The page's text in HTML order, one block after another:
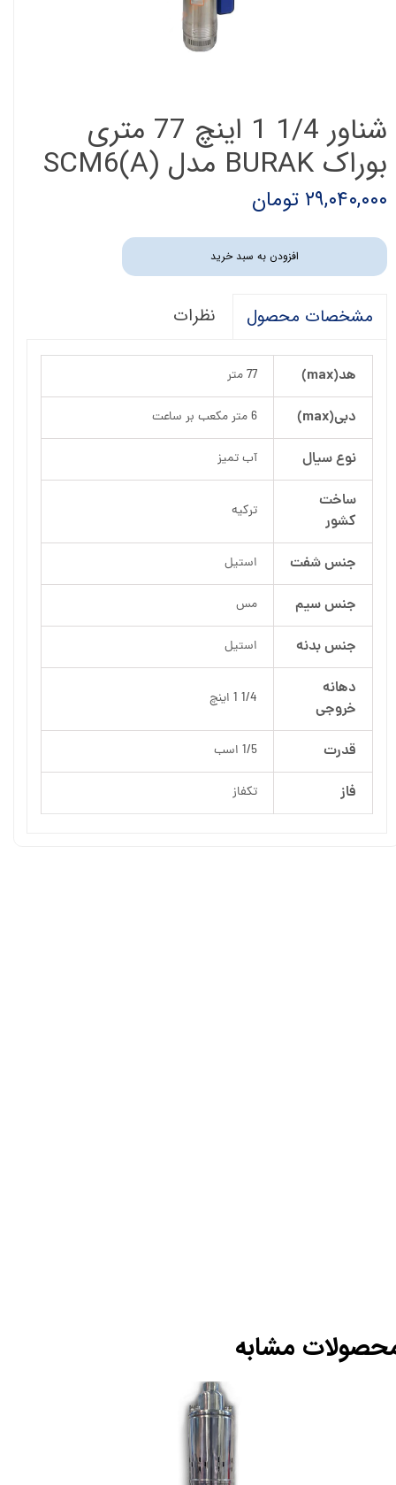
شناور 1/4 1 اینچ 77 متری
بوراک BURAK مدل SCM6(A)
۲۹,۰۴۰,۰۰۰ تومان
افزودن به سبد خرید
مشخصات محصول نظرات
هد(max) 77 متر
دبی(max) 6 متر مکعب بر ساعت
نوع سیال آب تمیز
ساخت
کشور
ترکیه
جنس شفت استیل
جنس سیم مس
جنس بدنه استیل
دهانه
خروجی
1/4 1 اینچ
قدرت 1/5 اسب
فاز تکفاز
مشابه